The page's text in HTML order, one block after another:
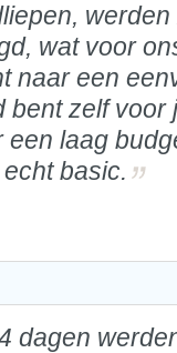
wat voor
naar een
zelf voor
laag
basic.
dagen